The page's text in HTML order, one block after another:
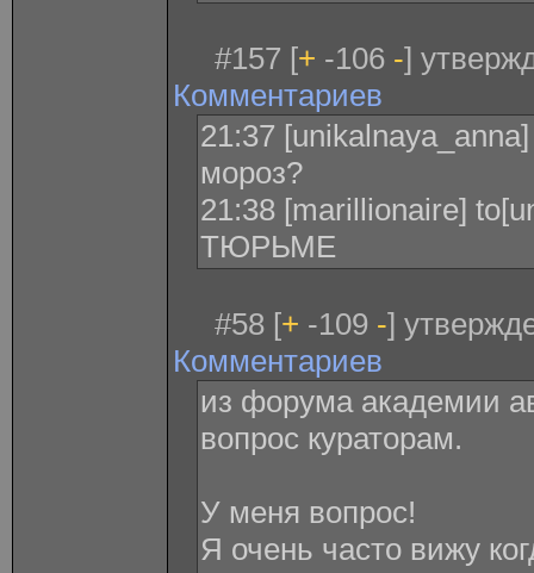
#157 [+ -106 -]
Комментариев
21:37
мороз?
21:38 [marillionaire]
ТЮРЬМЕ
#58 [+ -109 -]
Комментариев
из форума академии
вопрос кураторам.
У меня вопрос!
Я очень часто вижу